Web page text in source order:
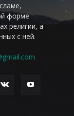
форме
религии, а
с ней.